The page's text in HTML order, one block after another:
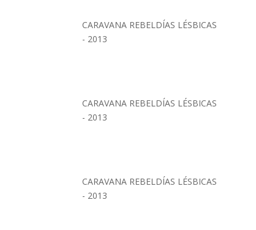
CARAVANA REBELDÍAS LÉSBICAS
- 2013
CARAVANA REBELDÍAS LÉSBICAS
- 2013
CARAVANA REBELDÍAS LÉSBICAS
- 2013